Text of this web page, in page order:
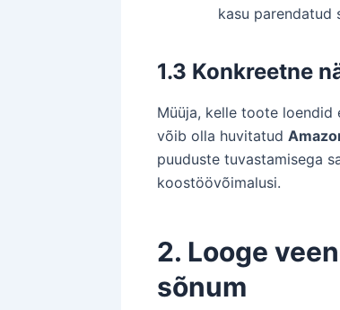
kasu parendatud
1.3 Konkreetne
Müüja, kelle toote loendid
võib olla huvitatud
puuduste tuvastamisega
koostöövõimalusi.
2. Looge
sõnum